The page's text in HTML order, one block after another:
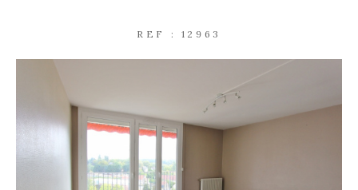
REF : 12963
COUPS DE COEUR EXCLUSIVITÉS